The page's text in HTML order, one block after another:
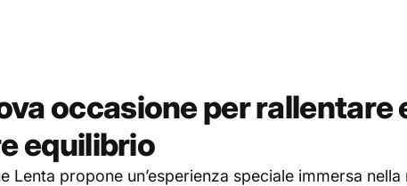
occasione per rallentare
equilibrio
Lenta propone un’esperienza speciale immersa nella